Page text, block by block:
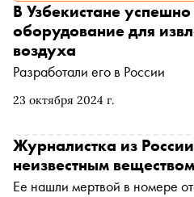
23 октября 2024 г.
В Узбекистане
оборудование для
воздуха
Разработали его в России
Журналистка из
неизвестным
Ее нашли мертвой в номере